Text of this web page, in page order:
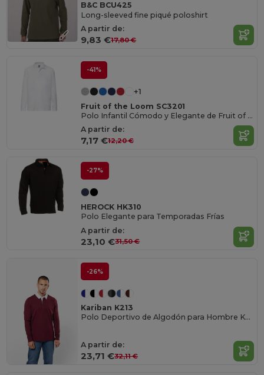
B&C BCU425
Long-sleeved fine piqué poloshirt
A partir de:
9,83 €17,80 €
-41%
+1
Fruit of the Loom SC3201
Polo Infantil Cómodo y Elegante de Fruit of the Loom
A partir de:
7,17 €12,20 €
-27%
HEROCK HK310
Polo Elegante para Temporadas Frías
A partir de:
23,10 €31,50 €
-26%
Kariban K213
Polo Deportivo de Algodón para Hombre Kariban
A partir de:
23,71 €32,11 €